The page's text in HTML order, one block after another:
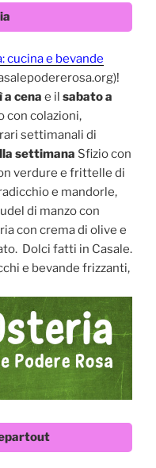
cucina e bevande
a cena e il sabato a
con colazioni,
settimanali di
settimana Sfizio con
verdure e frittelle di
e mandorle,
di manzo con
con crema di olive e
Dolci fatti in Casale.
e bevande frizzanti,